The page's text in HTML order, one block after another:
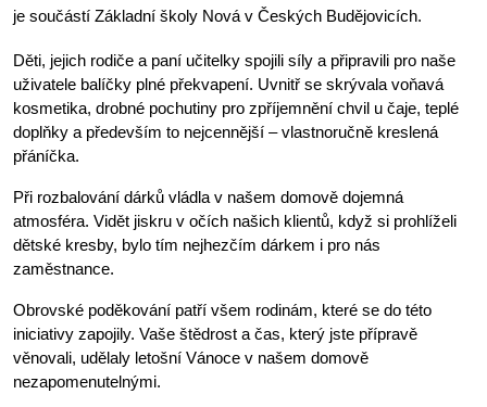
je součástí Základní školy Nová v Českých Budějovicích.
Děti, jejich rodiče a paní učitelky spojili síly a připravili pro naše
uživatele balíčky plné překvapení. Uvnitř se skrývala voňavá
kosmetika, drobné pochutiny pro zpříjemnění chvil u čaje, teplé
doplňky a především to nejcennější – vlastnoručně kreslená
přáníčka.
Při rozbalování dárků vládla v našem domově dojemná
atmosféra. Vidět jiskru v očích našich klientů, když si prohlíželi
dětské kresby, bylo tím nejhezčím dárkem i pro nás
zaměstnance.
Obrovské poděkování patří všem rodinám, které se do této
iniciativy zapojily. Vaše štědrost a čas, který jste přípravě
věnovali, udělaly letošní Vánoce v našem domově
nezapomenutelnými.